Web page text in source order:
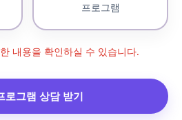
프로그램
내용을 확인하실 수 있습니다.
로그램 상담 받기